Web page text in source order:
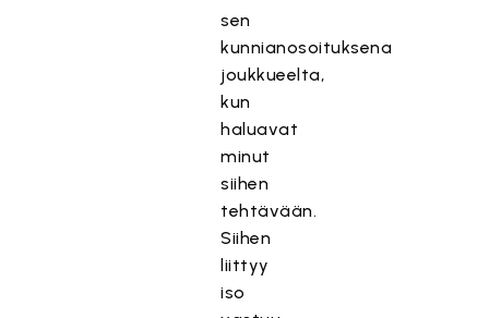
sen
kunnianosoituksena
joukkueelta,
kun
haluavat
minut
siihen
tehtävään.
Siihen
liittyy
iso